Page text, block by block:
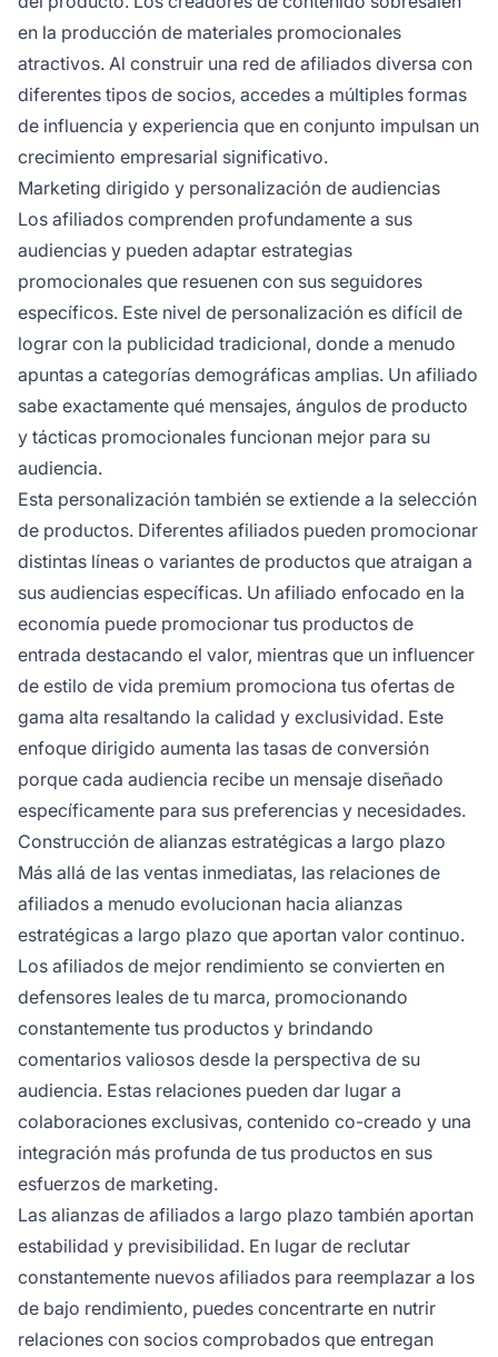
en la producción de materiales promocionales
atractivos. Al construir una red de afiliados diversa con
diferentes tipos de socios, accedes a múltiples formas
de influencia y experiencia que en conjunto impulsan un
crecimiento empresarial significativo.
Marketing dirigido y personalización de audiencias
Los afiliados comprenden profundamente a sus
audiencias y pueden adaptar estrategias
promocionales que resuenen con sus seguidores
específicos. Este nivel de personalización es difícil de
lograr con la publicidad tradicional, donde a menudo
apuntas a categorías demográficas amplias. Un afiliado
sabe exactamente qué mensajes, ángulos de producto
y tácticas promocionales funcionan mejor para su
audiencia.
Esta personalización también se extiende a la selección
de productos. Diferentes afiliados pueden promocionar
distintas líneas o variantes de productos que atraigan a
sus audiencias específicas. Un afiliado enfocado en la
economía puede promocionar tus productos de
entrada destacando el valor, mientras que un influencer
de estilo de vida premium promociona tus ofertas de
gama alta resaltando la calidad y exclusividad. Este
enfoque dirigido aumenta las tasas de conversión
porque cada audiencia recibe un mensaje diseñado
específicamente para sus preferencias y necesidades.
Construcción de alianzas estratégicas a largo plazo
Más allá de las ventas inmediatas, las relaciones de
afiliados a menudo evolucionan hacia alianzas
estratégicas a largo plazo que aportan valor continuo.
Los afiliados de mejor rendimiento se convierten en
defensores leales de tu marca, promocionando
constantemente tus productos y brindando
comentarios valiosos desde la perspectiva de su
audiencia. Estas relaciones pueden dar lugar a
colaboraciones exclusivas, contenido co-creado y una
integración más profunda de tus productos en sus
esfuerzos de marketing.
Las alianzas de afiliados a largo plazo también aportan
estabilidad y previsibilidad. En lugar de reclutar
constantemente nuevos afiliados para reemplazar a los
de bajo rendimiento, puedes concentrarte en nutrir
relaciones con socios comprobados que entregan